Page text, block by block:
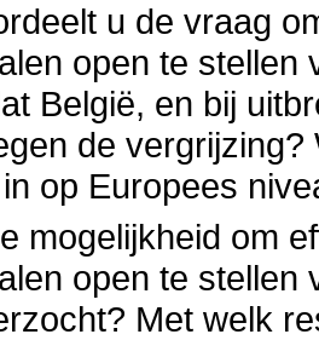
u de vraag
open te
België, en bij
de
op Europees
mogelijkheid om
open te
Met welk